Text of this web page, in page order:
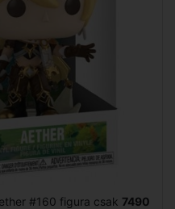
#160 figura csak 7490